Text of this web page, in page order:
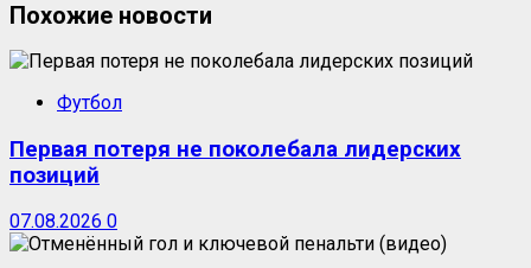
Похожие новости
Футбол
Первая потеря не поколебала лидерских
позиций
07.08.2026 0